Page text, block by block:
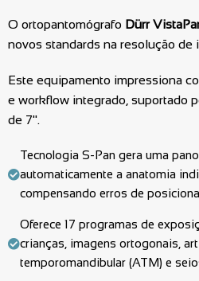
O ortopantomógrafo Dürr
novos standards na resolução de
Este equipamento impressiona
e workflow integrado, suportado
de 7".
Tecnologia S-Pan gera uma
automaticamente a anatomia
compensando erros de
Oferece 17 programas de
crianças, imagens ortogonais,
temporomandibular (ATM) e